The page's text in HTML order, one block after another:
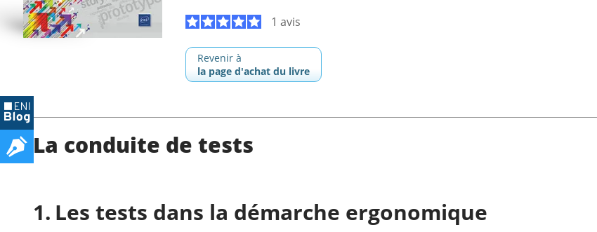
1 avis
Revenir à
la page d'achat du livre
La conduite de tests
Les tests dans la démarche ergonomique